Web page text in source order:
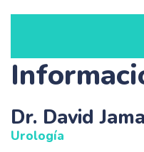
Dr. David
Urología